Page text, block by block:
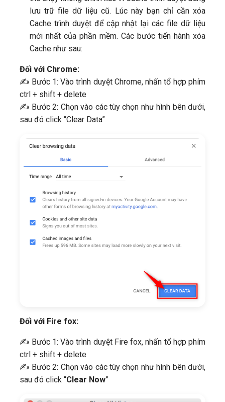
lưu trữ file dữ liệu cũ. Lúc này bạn chỉ cần xóa
Cache trình duyệt để cập nhật lại các file dữ liệu
mới nhất của phần mềm. Các bước tiến hành xóa
Cache như sau:
Đối với Chrome:
✍ Bước 1: Vào trình duyệt Chrome, nhấn tổ hợp phím
ctrl + shift + delete
✍ Bước 2: Chọn vào các tùy chọn như hình bên dưới,
sau đó click “Clear Data”
Đối với Fire fox:
✍ Bước 1: Vào trình duyệt Fire fox, nhấn tổ hợp phím
ctrl + shift + delete
✍ Bước 2: Chọn vào các tùy chọn như hình bên dưới,
sau đó click “Clear Now”